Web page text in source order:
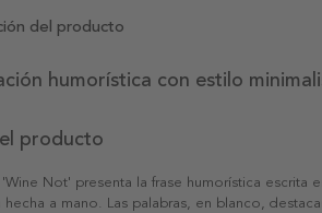
del producto
humorística con estilo
producto
Not' presenta la frase humorística escrita
hecha a mano. Las palabras, en blanco,